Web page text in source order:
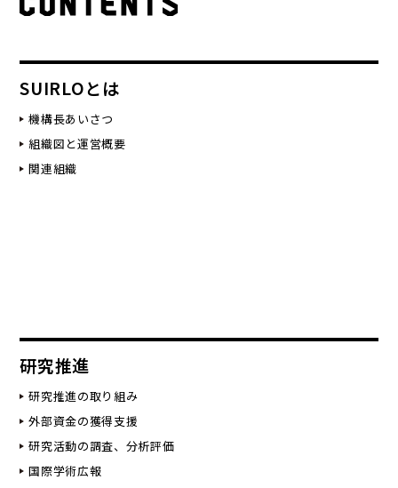
SUIRLOとは
機構長あいさつ
組織図と運営概要
関連組織
研究推進
研究推進の取り組み
外部資金の獲得支援
研究活動の調査、分析評価
国際学術広報